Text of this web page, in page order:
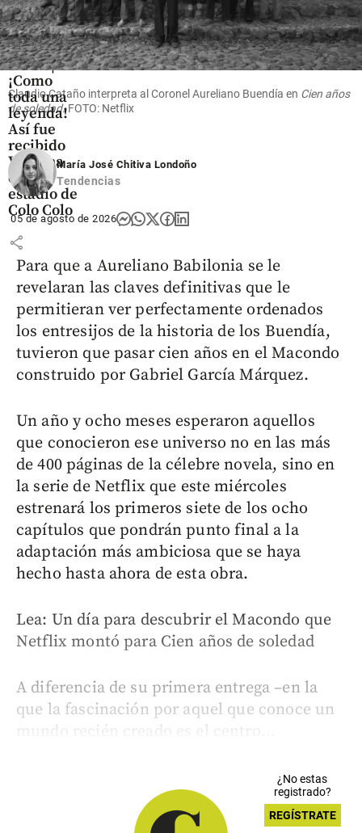
Fútbol
Video |
¡Como
toda una
leyenda!
Así fue
recibido
Vozinha
en el
estadio de
Colo Colo
share
Claudio Cataño interpreta al Coronel Aureliano Buendía en Cien años
de soledad. FOTO: Netflix
María José Chitiva Londoño
Tendencias
05 de agosto de 2026
Para que a Aureliano Babilonia se le
revelaran las claves definitivas que le
permitieran ver perfectamente ordenados
los entresijos de la historia de los Buendía,
tuvieron que pasar cien años en el Macondo
construido por Gabriel García Márquez.
Un año y ocho meses esperaron aquellos
que conocieron ese universo no en las más
de 400 páginas de la célebre novela, sino en
la serie de Netflix que este miércoles
estrenará los primeros siete de los ocho
capítulos que pondrán punto final a la
adaptación más ambiciosa que se haya
hecho hasta ahora de esta obra.
Lea: Un día para descubrir el Macondo que
Netflix montó para Cien años de soledad
A diferencia de su primera entrega –en la
que la fascinación por aquel que conoce un
mundo recién creado es el centro...
¿No estas
registrado?
REGÍSTRATE